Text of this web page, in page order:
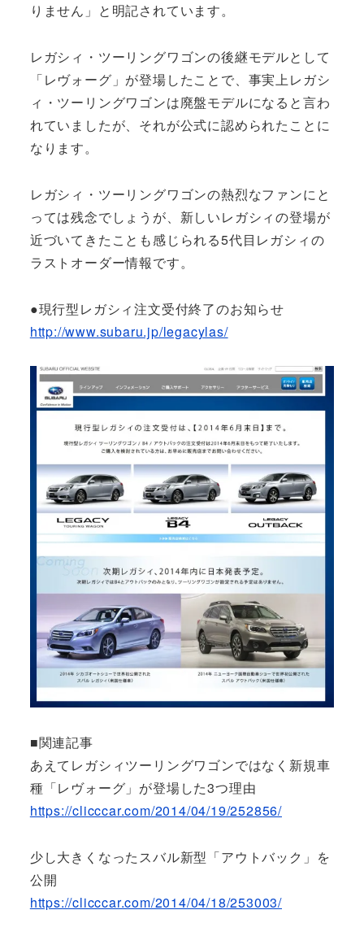
りません」と明記されています。
レガシィ・ツーリングワゴンの後継モデルとして
「レヴォーグ」が登場したことで、事実上レガシ
ィ・ツーリングワゴンは廃盤モデルになると言わ
れていましたが、それが公式に認められたことに
なります。
レガシィ・ツーリングワゴンの熱烈なファンにと
っては残念でしょうが、新しいレガシィの登場が
近づいてきたことも感じられる5代目レガシィの
ラストオーダー情報です。
●現行型レガシィ注文受付終了のお知らせ
http://www.subaru.jp/legacylas/
■関連記事
あえてレガシィツーリングワゴンではなく新規車
種「レヴォーグ」が登場した3つ理由
https://clicccar.com/2014/04/19/252856/
少し大きくなったスバル新型「アウトバック」を
公開
https://clicccar.com/2014/04/18/253003/